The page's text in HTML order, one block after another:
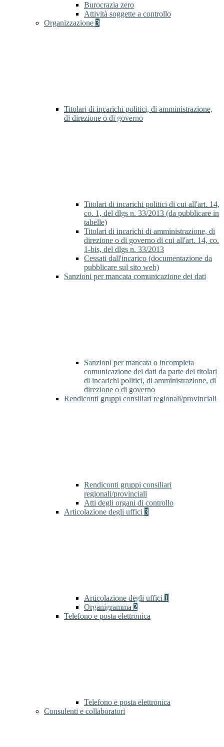
Burocrazia zero
Attività soggette a controllo
Organizzazione 3
Titolari di incarichi politici, di amministrazione,
di direzione o di governo
Titolari di incarichi politici di cui all'art. 14,
co. 1, del dlgs n. 33/2013 (da pubblicare in
tabelle)
Titolari di incarichi di amministrazione, di
direzione o di governo di cui all'art. 14, co.
1-bis, del dlgs n. 33/2013
Cessati dall'incarico (documentazione da
pubblicare sul sito web)
Sanzioni per mancata comunicazione dei dati
Sanzioni per mancata o incompleta
comunicazione dei dati da parte dei titolari
di incarichi politici, di amministrazione, di
direzione o di governo
Rendiconti gruppi consiliari regionali/provinciali
Rendiconti gruppi consiliari
regionali/provinciali
Atti degli organi di controllo
Articolazione degli uffici 3
Articolazione degli uffici 1
Organigramma 2
Telefono e posta elettronica
Telefono e posta elettronica
Consulenti e collaboratori